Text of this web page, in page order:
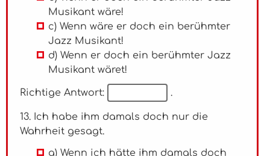
Musikant wäre!
c) Wenn wäre er doch ein berühmter
Jazz Musikant!
d) Wenn er doch ein berühmter Jazz
Musikant wäret!
Richtige Antwort: .
13. Ich habe ihm damals doch nur die
Wahrheit gesagt.
a) Wenn ich hätte ihm damals doch